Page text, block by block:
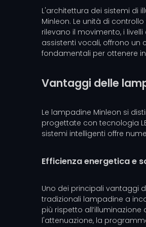
L'architettura dei sistemi di
Minleon. Le unità di
rilevano il movimento, i
assistenti vocali, offrono un
fondamentali per ottenere
Vantaggi delle
Le lampadine Minleon si
progettate con tecnologia
sistemi intelligenti offre
Efficienza energetica e
Uno dei principali vantaggi
tradizionali lampadine a
più rispetto
l'attenuazione, la